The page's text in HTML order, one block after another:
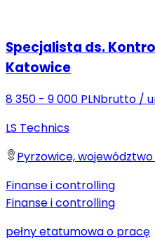
Specjalista ds.
Katowice
8 350 - 9 000 PLNbrutto /
LS Technics
Pyrzowice,
Finanse i controlling
Finanse i controlling
pełny etatumowa o pracę